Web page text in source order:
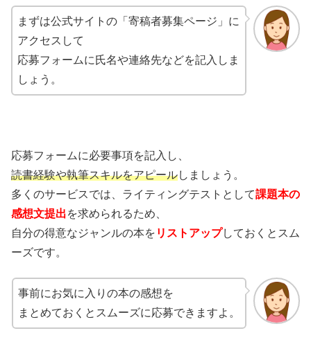
まずは公式サイトの「寄稿者募集ページ」に
アクセスして
応募フォームに氏名や連絡先などを記入しま
しょう。
応募フォームに必要事項を記入し、
読書経験や執筆スキルをアピールしましょう。
多くのサービスでは、ライティングテストとして課題本の
感想文提出を求められるため、
自分の得意なジャンルの本を リストアップしておくとスム
ーズです。
事前にお気に入りの本の感想を
まとめておくとスムーズに応募できますよ。